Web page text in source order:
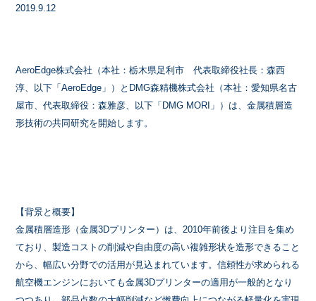
2019.9.12
AeroEdge株式会社（本社：栃木県足利市 代表取締役社長：森西
淳、以下「AeroEdge」）とDMG森精機株式会社（本社：愛知県名古
屋市、代表取締役：森雅彦、以下「DMG MORI」）は、金属積層造
形技術の共同研究を開始します。
【背景と概要】
金属積層造形（金属3Dプリンター）は、2010年前後より注目を集め
ており、製造コストの削減や自由度の高い複雑形状を造形できること
から、幅広い分野での活用が見込まれています。信頼性が求められる
航空機エンジンにおいても金属3Dプリンターの適用が一般的となり